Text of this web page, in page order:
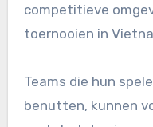
competitieve
toernooien in
Teams die hun
benutten, kunnen